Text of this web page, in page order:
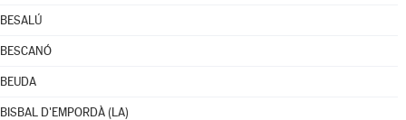
BESALÚ
BESCANÓ
BEUDA
BISBAL D'EMPORDÀ (LA)